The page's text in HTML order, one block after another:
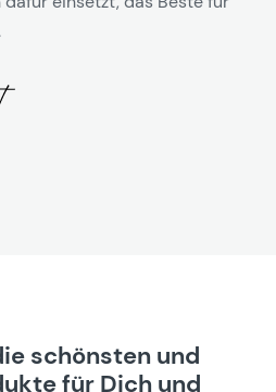
schönsten und
für Dich und